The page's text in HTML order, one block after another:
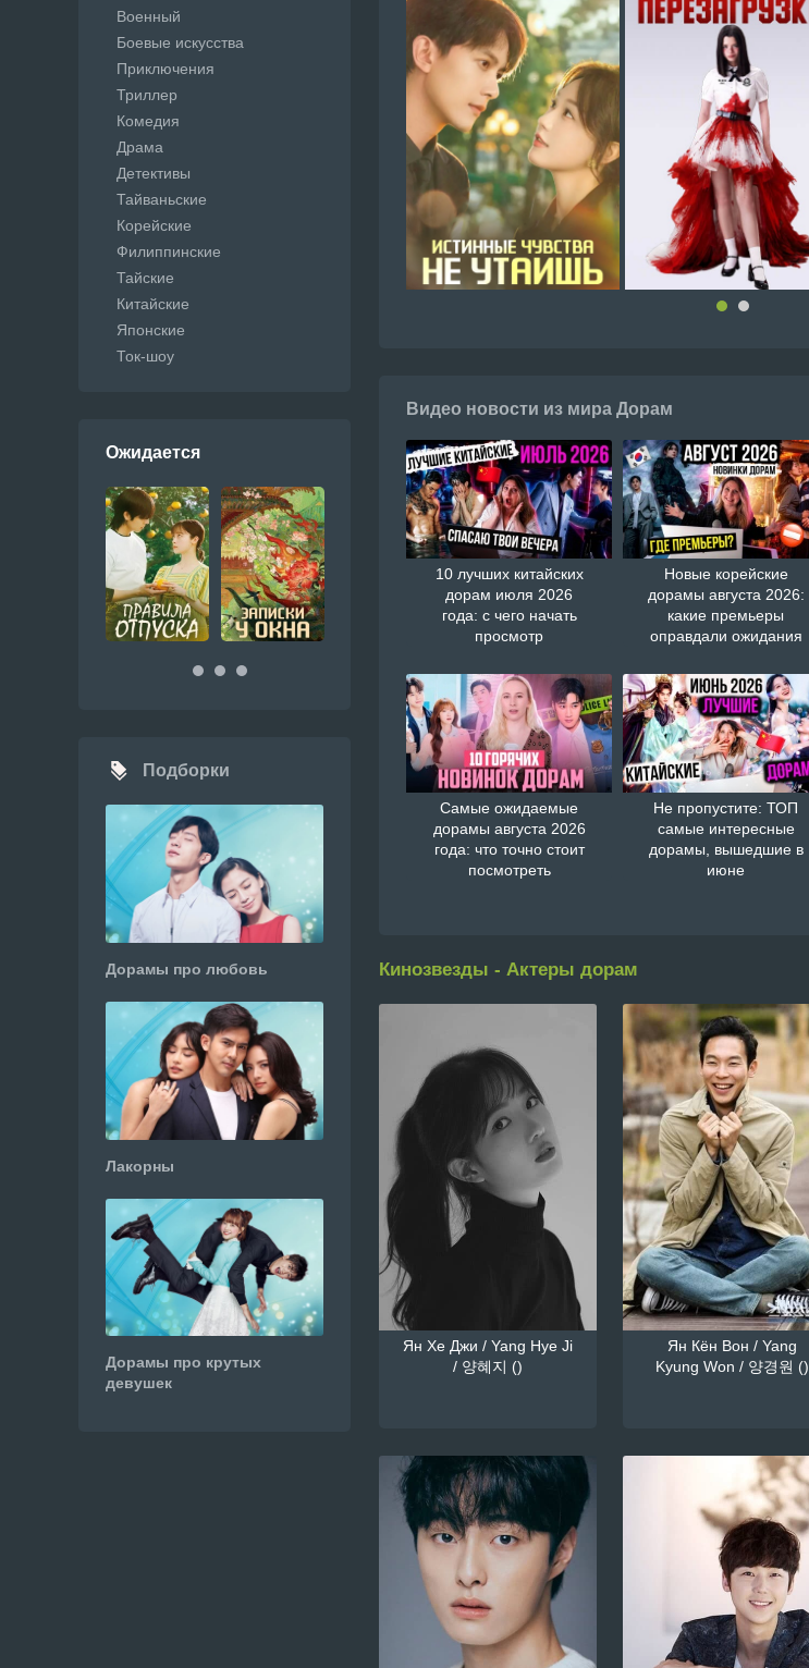
Видео новости из мира Дорам
10 лучших китайских
дорам июля 2026
года: с чего начать
просмотр
Новые корейские
дорамы августа 2026:
какие премьеры
оправдали ожидания
Самые ожидаемые
дорамы августа 2026
года: что точно стоит
посмотреть
Не пропустите: ТОП
самые интересные
дорамы, вышедшие в
июне
Кинозвезды - Актеры дорам
Ян Хе Джи / Yang Hye Ji
/ 양혜지 ()
Ян Кён Вон / Yang
Kyung Won / 양경원 ()
Военный
Боевые искусства
Приключения
Триллер
Комедия
Драма
Детективы
Тайваньские
Корейские
Филиппинские
Тайские
Китайские
Японские
Ток-шоу
Ожидается
Подборки
Дорамы про любовь
Лакорны
Дорамы про крутых
девушек